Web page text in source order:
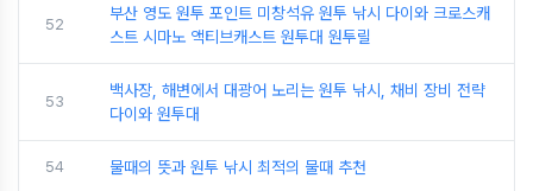
52
부산 영도 원투 포인트 미창석유 원투 낚시 다이와 크로스캐
스트 시마노 액티브캐스트 원투대 원투릴
53
백사장, 해변에서 대광어 노리는 원투 낚시, 채비 장비 전략
다이와 원투대
54 물때의 뜻과 원투 낚시 최적의 물때 추천